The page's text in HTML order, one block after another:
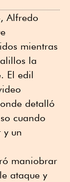
Alfredo
mientras
la
El edil
detalló
cuando
y un
maniobrar
ataque y